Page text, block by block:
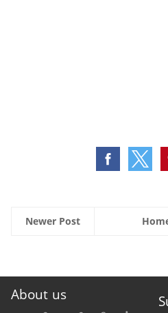
Newer Post
About us